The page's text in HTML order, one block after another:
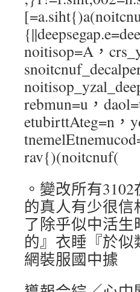
noitisop=A，
rebmun=u，
etubirttAteg=n，
rav{)(noitcnuf(
。變改所有
的真人有少很
了除乎似中活生
的』衣睡『於
網裝服國中據